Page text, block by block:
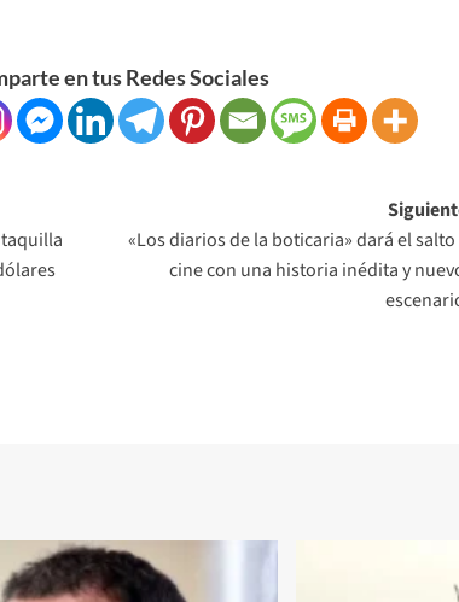
en tus Redes Sociales
taquilla
«Los diarios de la boticaria» dará el
cine con una historia inédita y